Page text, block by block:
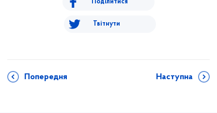
Поділитися
Твітнути
Попередня Наступна